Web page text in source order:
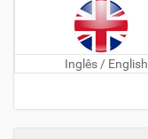
Inglês / English